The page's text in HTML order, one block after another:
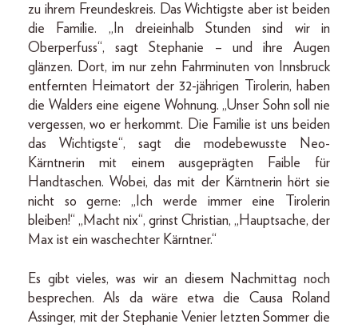
zu ihrem Freundeskreis. Das Wichtigste aber ist beiden
die Familie. „In dreieinhalb Stunden sind wir in
Oberperfuss“, sagt Stephanie – und ihre Augen
glänzen. Dort, im nur zehn Fahrminuten von Innsbruck
entfernten Heimatort der 32-jährigen Tirolerin, haben
die Walders eine eigene Wohnung. „Unser Sohn soll nie
vergessen, wo er herkommt. Die Familie ist uns beiden
das Wichtigste“, sagt die modebewusste Neo-
Kärntnerin mit einem ausgeprägten Faible für
Handtaschen. Wobei, das mit der Kärntnerin hört sie
nicht so gerne: „Ich werde immer eine Tirolerin
bleiben!“ „Macht nix“, grinst Christian, „Hauptsache, der
Max ist ein waschechter Kärntner.“
Es gibt vieles, was wir an diesem Nachmittag noch
besprechen. Als da wäre etwa die Causa Roland
Assinger, mit der Stephanie Venier letzten Sommer die